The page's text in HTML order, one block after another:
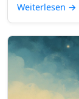
Weiterlesen →